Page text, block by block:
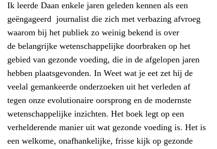
Ik leerde Daan enkele jaren geleden kennen als een
geëngageerd journalist die zich met verbazing afvroeg
waarom bij het publiek zo weinig bekend is over
de belangrijke wetenschappelijke doorbraken op het
gebied van gezonde voeding, die in de afgelopen jaren
hebben plaatsgevonden. In Weet wat je eet zet hij de
veelal gemankeerde onderzoeken uit het verleden af
tegen onze evolutionaire oorsprong en de modernste
wetenschappelijke inzichten. Het boek legt op een
verhelderende manier uit wat gezonde voeding is. Het is
een welkome, onafhankelijke, frisse kijk op gezonde